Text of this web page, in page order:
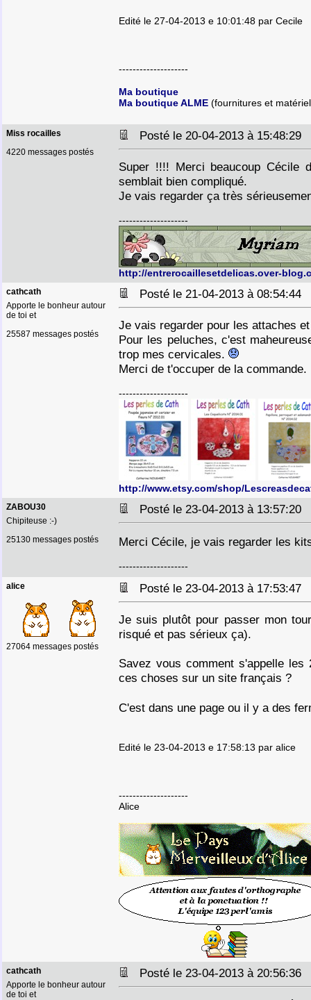
Edité le 27-04-2013 e 10:01:48 par Cecile
--------------------
Ma boutique
Ma boutique ALME (fournitures et
Miss rocailles
4220 messages postés
Posté le 20-04-2013 à 15:48:29
Super !!!! Merci beaucoup Cécile
semblait bien compliqué.
Je vais regarder ça très
--------------------
http://entrerocaillesetdelicas.over-
cathcath
Apporte le bonheur autour
de toi et
25587 messages postés
Posté le 21-04-2013 à 08:54:44
Je vais regarder pour les attaches
Pour les peluches, c'est
trop mes cervicales.
Merci de t'occuper de la commande.
--------------------
http://www.etsy.com/shop/
ZABOU30
Chipiteuse :-)
25130 messages postés
Posté le 23-04-2013 à 13:57:20
Merci Cécile, je vais regarder les
--------------------
alice
27064 messages postés
Posté le 23-04-2013 à 17:53:47
Je suis plutôt pour passer mon
risqué et pas sérieux ça).
Savez vous comment s'appelle
ces choses sur un site français ?
C'est dans une page ou il y a des
Edité le 23-04-2013 e 17:58:13 par alice
--------------------
Alice
cathcath
Apporte le bonheur autour
de toi et
Posté le 23-04-2013 à 20:56:36